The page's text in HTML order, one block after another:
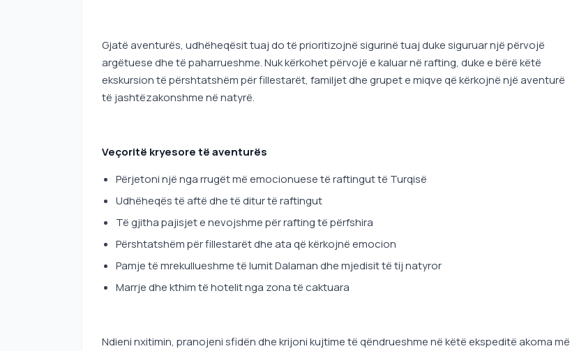
Gjatë aventurës, udhëheqësit tuaj do të prioritizojnë sigurinë tuaj duke siguruar një përvojë
argëtuese dhe të paharrueshme. Nuk kërkohet përvojë e kaluar në rafting, duke e bërë këtë
ekskursion të përshtatshëm për fillestarët, familjet dhe grupet e miqve që kërkojnë një aventurë
të jashtëzakonshme në natyrë.
Veçoritë kryesore të aventurës
Përjetoni një nga rrugët më emocionuese të raftingut të Turqisë
Udhëheqës të aftë dhe të ditur të raftingut
Të gjitha pajisjet e nevojshme për rafting të përfshira
Përshtatshëm për fillestarët dhe ata që kërkojnë emocion
Pamje të mrekullueshme të lumit Dalaman dhe mjedisit të tij natyror
Marrje dhe kthim të hotelit nga zona të caktuara
Ndieni nxitimin, pranojeni sfidën dhe krijoni kujtime të qëndrueshme në këtë ekspeditë akoma më